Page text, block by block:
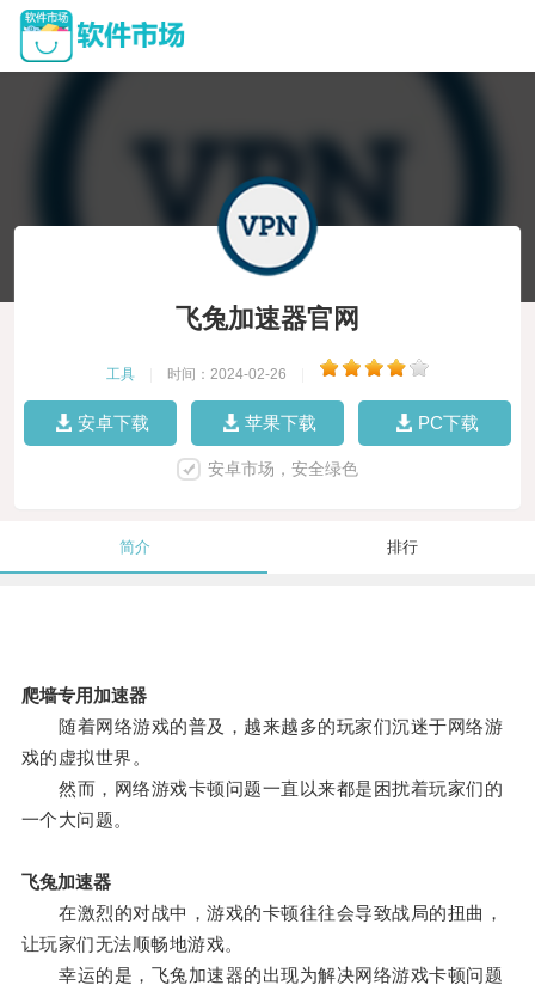
飞兔加速器官网
工具 时间：2024-02-26
安卓下载 苹果下载 PC下载
安卓市场，安全绿色
简介 排行
爬墙专用加速器
随着网络游戏的普及，越来越多的玩家们沉迷于网络游
戏的虚拟世界。
然而，网络游戏卡顿问题一直以来都是困扰着玩家们的
一个大问题。
飞兔加速器
在激烈的对战中，游戏的卡顿往往会导致战局的扭曲，
让玩家们无法顺畅地游戏。
幸运的是，飞兔加速器的出现为解决网络游戏卡顿问题